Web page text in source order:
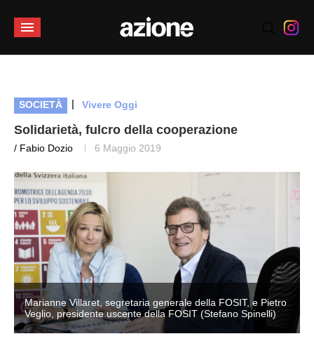
SOCIETÀ | Vivere Oggi
Solidarietà, fulcro della cooperazione
/ Fabio Dozio 6 Maggio 2019
Marianne Villaret, segretaria generale della FOSIT, e Pietro
Veglio, presidente uscente della FOSIT (Stefano Spinelli)